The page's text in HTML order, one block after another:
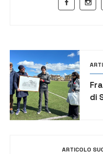
di
ARTICOLO